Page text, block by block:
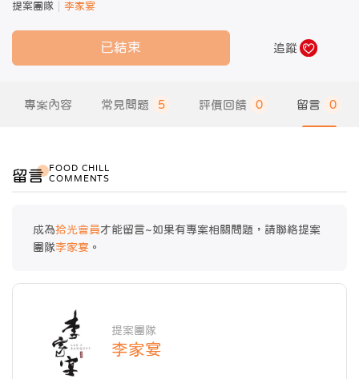
追蹤
提案團隊
李家宴
已結束
專案內容 常見問題 5 評價回饋 0 留言 0
留言FOOD CHILL
COMMENTS
成為拾光會員才能留言~如果有專案相關問題，請聯絡提案
團隊李家宴 。
提案團隊
李家宴